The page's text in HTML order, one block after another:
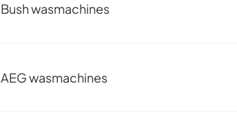
Bush wasmachines
AEG wasmachines